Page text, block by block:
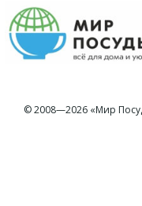
© 2008—2026 «Мир